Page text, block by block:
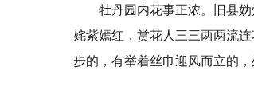
牡丹园内花事正浓。旧县
姹紫嫣红，赏花人三三两两流
步的，有举着丝巾迎风而立的